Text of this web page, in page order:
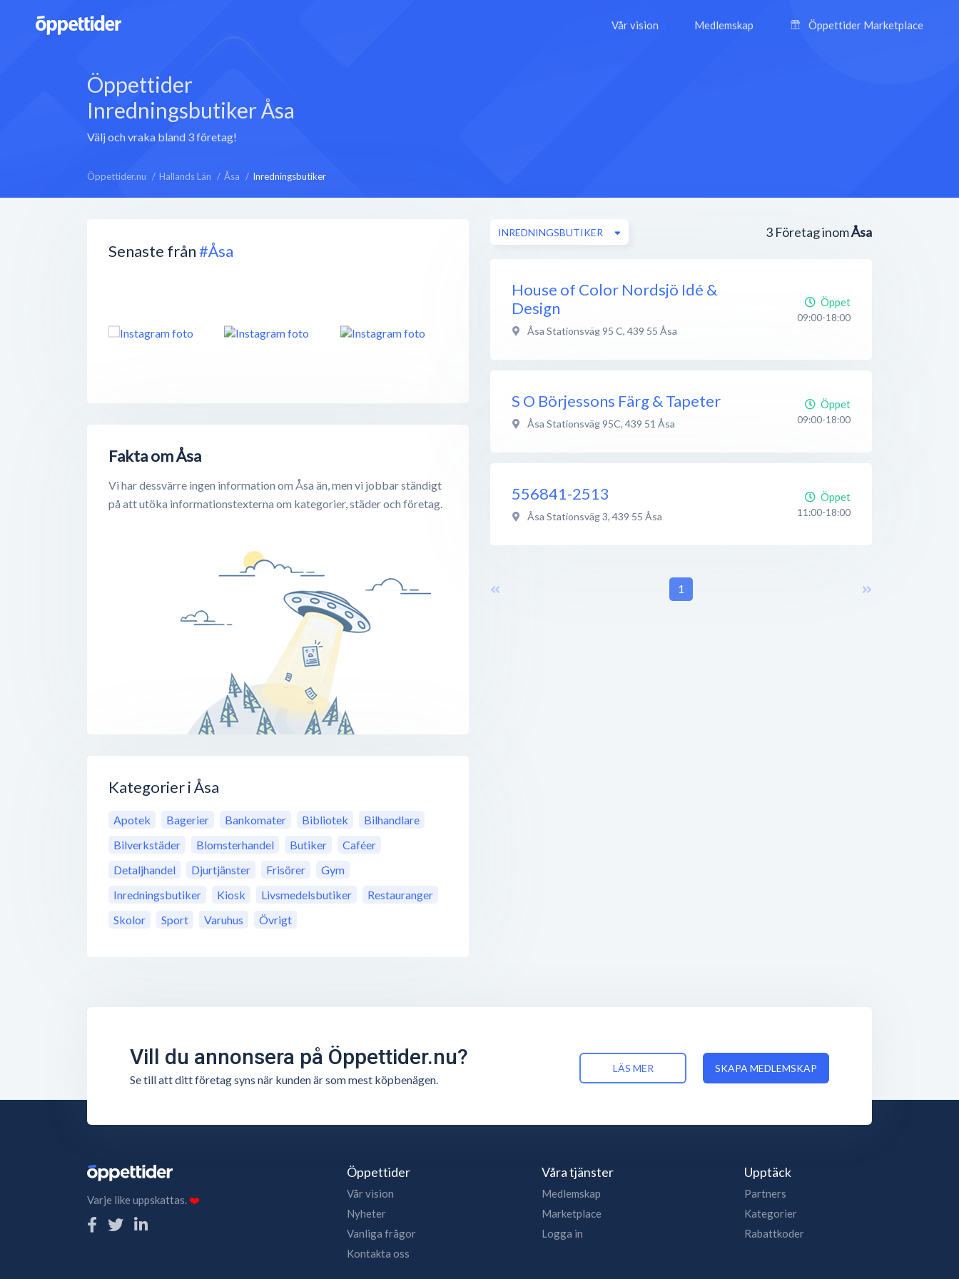
Vår vision Medlemskap Öppettider Marketplace
Öppettider
Inredningsbutiker Åsa
Välj och vraka bland 3 företag!
Öppettider.nu Hallands Län Åsa Inredningsbutiker
Senaste från#Åsa
Fakta om Åsa
Vi har dessvärre ingen information om Åsa än, men vi jobbar ständigt
på att utöka informationstexterna om kategorier, städer och företag.
Kategorier i Åsa
Apotek Bagerier Bankomater Bibliotek
Bilhandlare
Bilverkstäder
Blomsterhandel Butiker
Caféer
Detaljhandel
Djurtjänster Frisörer
Gym
Inredningsbutiker
Kiosk Livsmedelsbutiker
Restauranger
Skolor
Sport Varuhus Övrigt
3 Företag inomÅsa
INREDNINGSBUTIKER
House of Color Nordsjö Idé &
Design
Åsa Stationsväg 95 C, 439 55 Åsa
Öppet
09:00-18:00
S O Börjessons Färg & Tapeter
Åsa Stationsväg 95C, 439 51 Åsa
Öppet
09:00-18:00
556841-2513
Åsa Stationsväg 3, 439 55 Åsa
Öppet
11:00-18:00
1
Vill du annonsera på Öppettider.nu?
Se till att ditt företag syns när kunden är som mest köpbenägen.
LÄS MER SKAPA MEDLEMSKAP
Varje like uppskattas.❤️
Öppettider
Vår vision
Nyheter
Vanliga frågor
Kontakta oss
Våra tjänster
Medlemskap
Marketplace
Logga in
Upptäck
Partners
Kategorier
Rabattkoder